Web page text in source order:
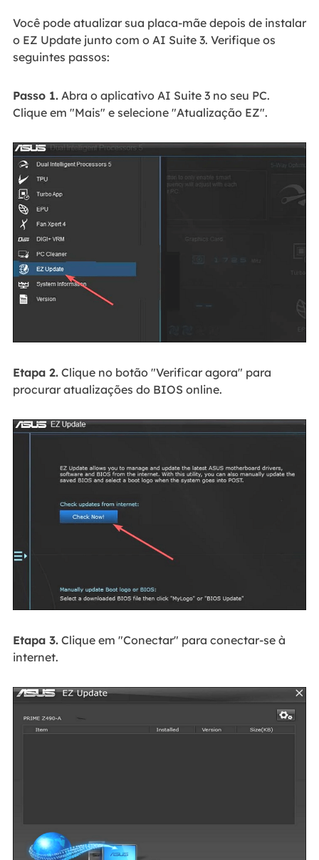
Você pode atualizar sua placa-mãe depois de instalar
o EZ Update junto com o AI Suite 3. Verifique os
seguintes passos:
Passo 1.Abra o aplicativo AI Suite 3 no seu PC.
Clique em "Mais" e selecione "Atualização EZ".
Etapa 2.Clique no botão "Verificar agora" para
procurar atualizações do BIOS online.
Etapa 3.Clique em "Conectar" para conectar-se à
internet.